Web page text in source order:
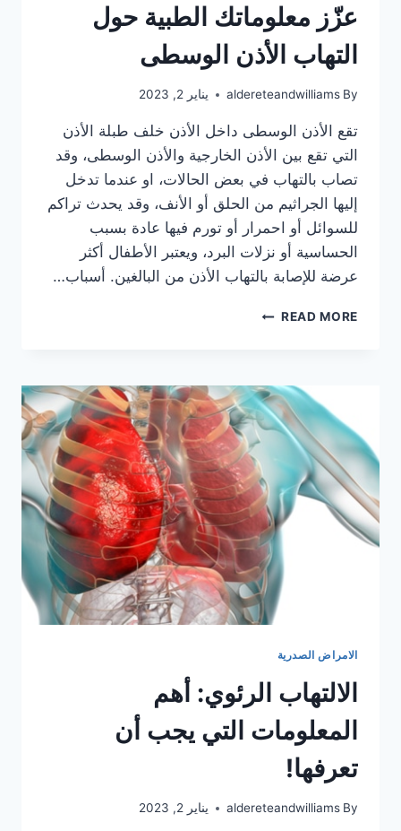
عزّز معلوماتك الطبية حول
التهاب الأذن الوسطى
By
aldereteandwilliams يناير 2, 2023
تقع الأذن الوسطى داخل الأذن خلف طبلة الأذن
التي تقع بين الأذن الخارجية والأذن الوسطى، وقد
تصاب بالتهاب في بعض الحالات، او عندما تدخل
إليها الجراثيم من الحلق أو الأنف، وقد يحدث تراكم
للسوائل أو احمرار أو تورم فيها عادة بسبب
الحساسية أو نزلات البرد، ويعتبر الأطفال أكثر
عرضة للإصابة بالتهاب الأذن من البالغين. أسباب…
READ MOREعزّز
التهاب
الأذن
الوسطى
الامراض الصدرية
الالتهاب الرئوي: أهم
المعلومات التي يجب أن
تعرفها!
By
aldereteandwilliams يناير 2, 2023